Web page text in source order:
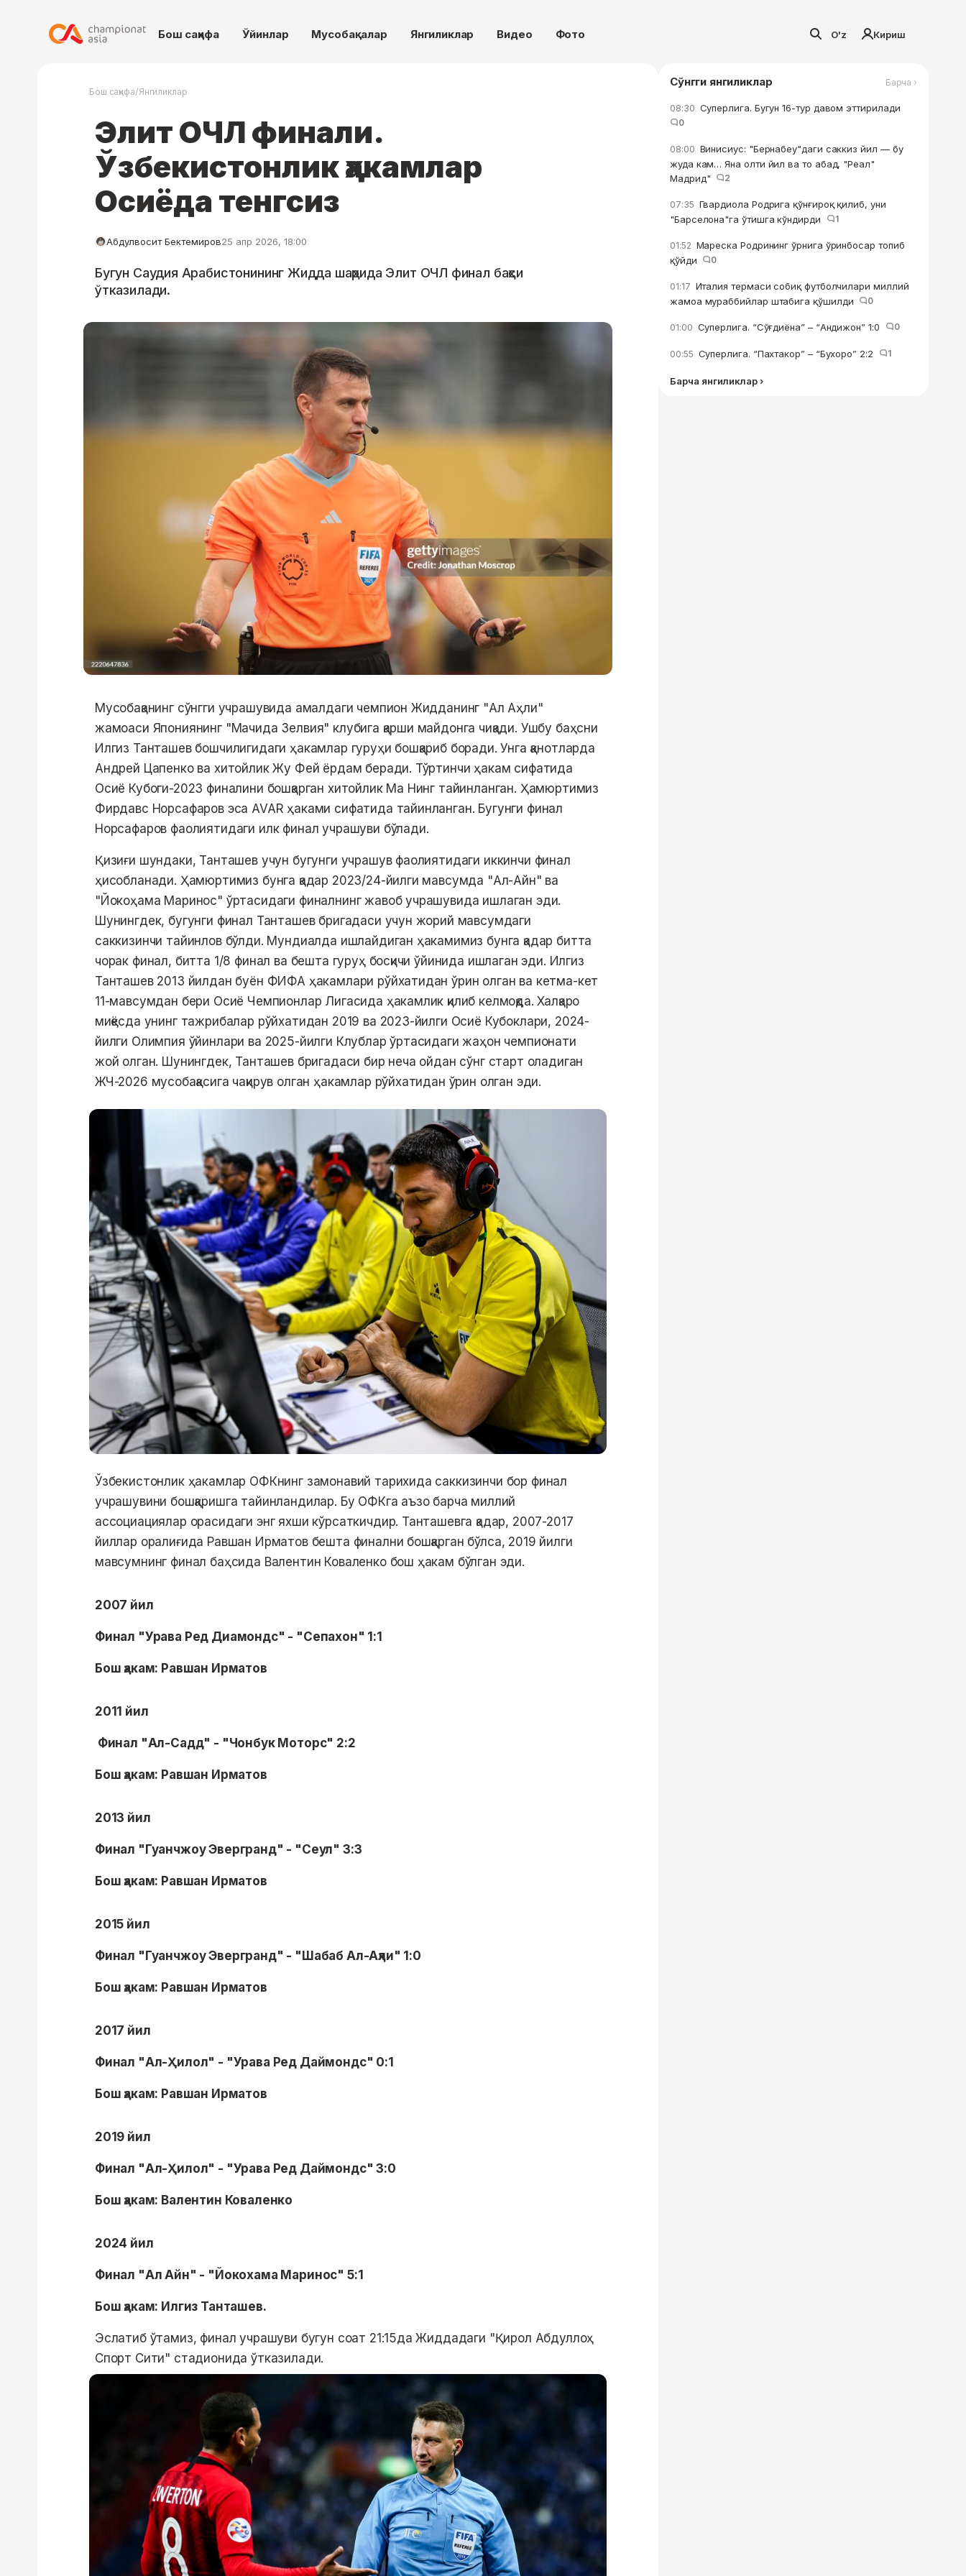
Бош саҳифа Ўйинлар Мусобақалар Янгиликлар Видео Фото O'z Кириш
Бош саҳифа/Янгиликлар
Элит ОЧЛ финали.
Ўзбекистонлик ҳакамлар
Осиёда тенгсиз
Абдулвосит Бектемиров25 апр 2026, 18:00
Бугун Саудия Арабистонининг Жидда шаҳрида Элит ОЧЛ финал баҳси
ўтказилади.
Мусобақанинг сўнгги учрашувида амалдаги чемпион Жидданинг "Ал Аҳли"
жамоаси Япониянинг "Мачида Зелвия" клубига қарши майдонга чиқади. Ушбу баҳсни
Илгиз Танташев бошчилигидаги ҳакамлар гуруҳи бошқариб боради. Унга қанотларда
Андрей Цапенко ва хитойлик Жу Фей ёрдам беради. Тўртинчи ҳакам сифатида
Осиё Кубоги-2023 финалини бошқарган хитойлик Ма Нинг тайинланган. Ҳамюртимиз
Фирдавс Норсафаров эса AVAR ҳаками сифатида тайинланган. Бугунги финал
Норсафаров фаолиятидаги илк финал учрашуви бўлади.
Қизиғи шундаки, Танташев учун бугунги учрашув фаолиятидаги иккинчи финал
ҳисобланади. Ҳамюртимиз бунга қадар 2023/24-йилги мавсумда "Ал-Айн" ва
"Йокоҳама Маринос" ўртасидаги финалнинг жавоб учрашувида ишлаган эди.
Шунингдек, бугунги финал Танташев бригадаси учун жорий мавсумдаги
саккизинчи тайинлов бўлди. Мундиалда ишлайдиган ҳакамимиз бунга қадар битта
чорак финал, битта 1/8 финал ва бешта гуруҳ босқичи ўйинида ишлаган эди. Илгиз
Танташев 2013 йилдан буён ФИФА ҳакамлари рўйхатидан ўрин олган ва кетма-кет
11-мавсумдан бери Осиё Чемпионлар Лигасида ҳакамлик қилиб келмоқда. Халқаро
миқёсда унинг тажрибалар рўйхатидан 2019 ва 2023-йилги Осиё Кубоклари, 2024-
йилги Олимпия ўйинлари ва 2025-йилги Клублар ўртасидаги жаҳон чемпионати
жой олган. Шунингдек, Танташев бригадаси бир неча ойдан сўнг старт оладиган
ЖЧ-2026 мусобақасига чақирув олган ҳакамлар рўйхатидан ўрин олган эди.
Ўзбекистонлик ҳакамлар ОФКнинг замонавий тарихида саккизинчи бор финал
учрашувини бошқаришга тайинландилар. Бу ОФКга аъзо барча миллий
ассоциациялар орасидаги энг яхши кўрсаткичдир. Танташевга қадар, 2007-2017
йиллар оралиғида Равшан Ирматов бешта финални бошқарган бўлса, 2019 йилги
мавсумнинг финал баҳсида Валентин Коваленко бош ҳакам бўлган эди.
2007 йил
Финал "Урава Ред Диамондс" - "Сепахон" 1:1
Бош ҳакам: Равшан Ирматов
2011 йил
Финал "Ал-Садд" - "Чонбук Моторс" 2:2
Бош ҳакам: Равшан Ирматов
2013 йил
Финал "Гуанчжоу Эвергранд" - "Сеул" 3:3
Бош ҳакам: Равшан Ирматов
2015 йил
Финал "Гуанчжоу Эвергранд" - "Шабаб Ал-Аҳли" 1:0
Бош ҳакам: Равшан Ирматов
2017 йил
Финал "Ал-Ҳилол" - "Урава Ред Даймондс" 0:1
Бош ҳакам: Равшан Ирматов
2019 йил
Финал "Ал-Ҳилол" - "Урава Ред Даймондс" 3:0
Бош ҳакам: Валентин Коваленко
2024 йил
Финал "Ал Айн" - "Йокохама Маринос" 5:1
Бош ҳакам: Илгиз Танташев.
Эслатиб ўтамиз, финал учрашуви бугун соат 21:15да Жиддадаги "Қирол Абдуллоҳ
Спорт Сити" стадионида ўтказилади.
Сўнгги янгиликлар Барча ›
08:30 Суперлига. Бугун 16-тур давом эттирилади
0
08:00 Винисиус: "Бернабеу"даги саккиз йил — бу
жуда кам… Яна олти йил ва то абад, "Реал"
Мадрид"
2
07:35 Гвардиола Родрига қўнғироқ қилиб, уни
"Барселона"га ўтишга кўндирди
1
01:52 Мареска Родрининг ўрнига ўринбосар топиб
қўйди
0
01:17 Италия термаси собиқ футболчилари миллий
жамоа мураббийлар штабига қўшилди
0
01:00 Суперлига. “Сўғдиёна” – “Андижон” 1:0 0
00:55 Суперлига. “Пахтакор” – “Бухоро” 2:2 1
Барча янгиликлар ›